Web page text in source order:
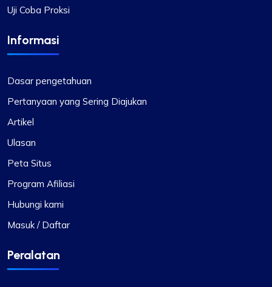
Uji Coba Proksi
Informasi
Dasar pengetahuan
Pertanyaan yang Sering Diajukan
Artikel
Ulasan
Peta Situs
Program Afiliasi
Hubungi kami
Masuk / Daftar
Peralatan